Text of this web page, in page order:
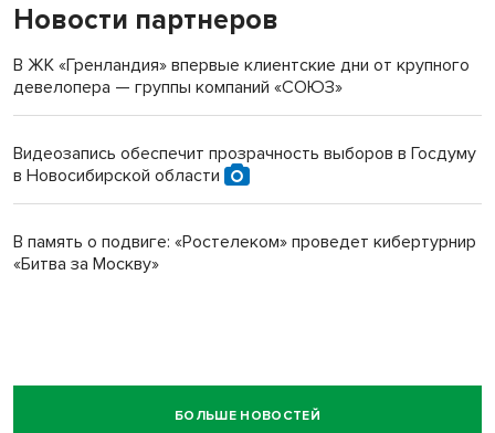
Новости партнеров
В ЖК «Гренландия» впервые клиентские дни от крупного
девелопера — группы компаний «СОЮЗ»
Видеозапись обеспечит прозрачность выборов в Госдуму
в Новосибирской области
В память о подвиге: «Ростелеком» проведет кибертурнир
«Битва за Москву»
БОЛЬШЕ НОВОСТЕЙ